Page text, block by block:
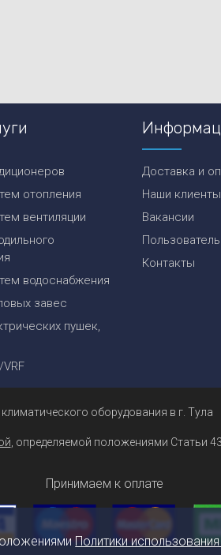
отопления
вентиляции
водоснабжения
завес
пушек,
Доставка и
Наши клиенты
Вакансии
Контакты
оборудования в г. Тула
, определяемой положениями Статьи
Принимаем к оплате
Политики